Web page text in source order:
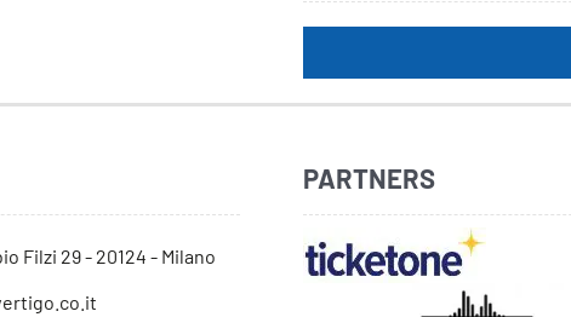
Filzi 29 - 20124 - Milano
PARTNERS